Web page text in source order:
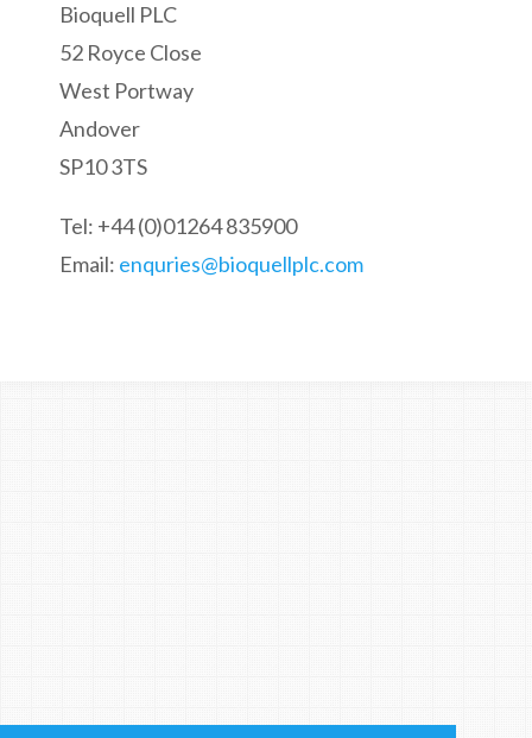
Bioquell PLC
52 Royce Close
West Portway
Andover
SP10 3TS
Tel: +44 (0)01264 835900
Email: enquries@bioquellplc.com